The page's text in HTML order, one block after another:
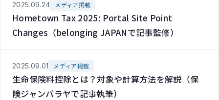
2025.09.24 メディア掲載
Hometown Tax 2025: Portal Site Point
Changes（belonging JAPANで記事監修）
2025.09.01 メディア掲載
生命保険料控除とは？対象や計算方法を解説（保
険ジャンバラヤで記事執筆）